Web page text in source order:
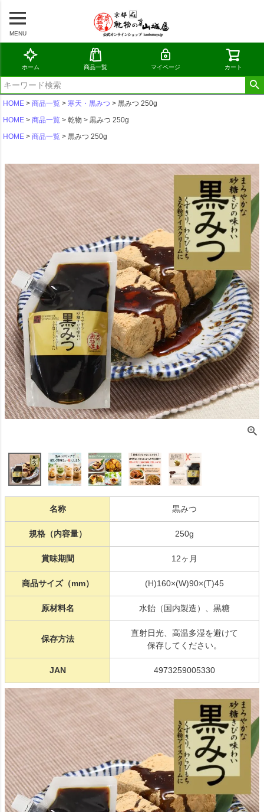
MENU
ホーム 商品一覧 マイページ カート
HOME 商品一覧 寒天・黒みつ
黒みつ 250g
HOME
商品一覧 乾物
黒みつ 250g
HOME
商品一覧 黒みつ 250g
名称 黒みつ
規格（内容量） 250g
賞味期間 12ヶ月
商品サイズ（mm） (H)160×(W)90×(T)45
原材料名 水飴（国内製造）、黒糖
保存方法
直射日光、高温多湿を避けて
保存してください。
JAN 4973259005330